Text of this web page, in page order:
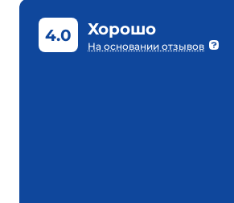
4.0 Хорошо
На основании отзывов